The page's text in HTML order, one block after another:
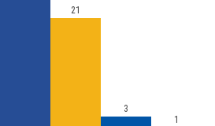
21
3
1